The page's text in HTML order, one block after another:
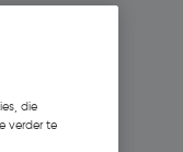
die
verder te